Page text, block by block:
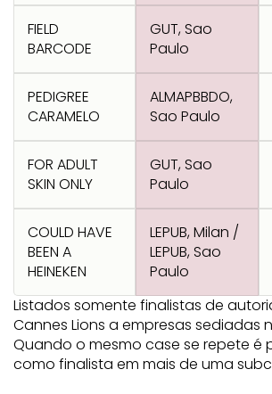
FIELD
BARCODE
GUT, Sao
Paulo
PEDIGREE
CARAMELO
ALMAPBBDO,
Sao Paulo
FOR ADULT
SKIN ONLY
GUT, Sao
Paulo
COULD HAVE
BEEN A
HEINEKEN
LEPUB, Milan /
LEPUB, Sao
Paulo
Listados somente finalistas de
Cannes Lions a empresas sediadas
Quando o mesmo case se repete é
como finalista em mais de uma